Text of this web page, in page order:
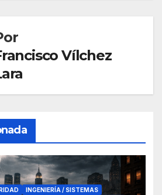
Vílchez
INGENIERÍA / SISTEMAS